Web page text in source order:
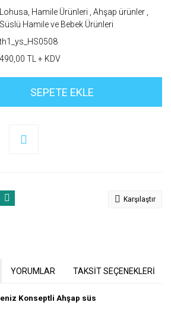
Lohusa, Hamile Ürünleri ,Ahşap ürünler
Süslü Hamile ve Bebek Ürünleri
th1_ys_HS0508
490,00 TL + KDV
SEPETE EKLE
Karşılaştır
YORUMLAR TAKSİT SEÇENEKLERİ
Konseptli Ahşap süs